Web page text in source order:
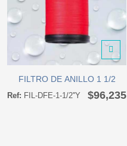
FILTRO DE ANILLO 1 1/2
Ref: FIL-DFE-1-1/2''Y $96,235